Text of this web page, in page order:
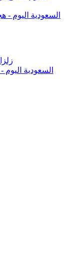
زلزال بقوة 5.5